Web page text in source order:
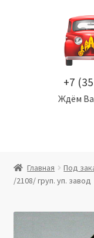
содержимому
+7
Ждём
Витрина
Мой аккаунт
Главная Под
/2108/ груп. уп. завод